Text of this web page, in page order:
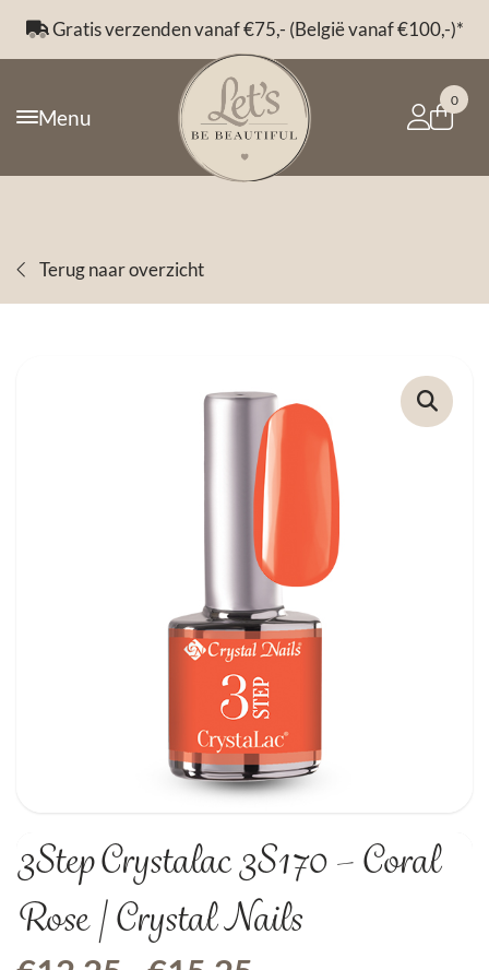
Gratis verzenden vanaf €75,- (België vanaf €100,-)*
Menu
0
Terug naar overzicht
3Step Crystalac 3S170 – Coral
Rose | Crystal Nails